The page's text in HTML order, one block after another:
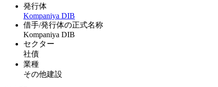
発行体
Kompaniya DIB
借手/発行体の正式名称
Kompaniya DIB
セクター
社債
業種
その他建設